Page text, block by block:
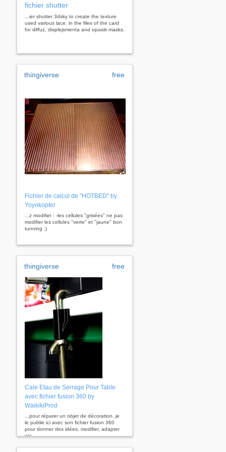
fichier shutter
...ier shutter 3dsky to create the texture
used various lace. in the files of the card
for diffuz, displejsmenta and opasiti masks.
thingiverse free
Fichier de calcul de "HOTBED" by
Yoyokopter
...z modifier : -les cellules "grisées" ne pas
modifier les cellules "verte" et "jaune" bon
tunning ;)
thingiverse free
Cale Etau de Serrage Pour Table
avec fichier fusion 360 by
WaikikiProd
...pour réparer un objet de décoration. je
le publie ici avec son fichier fusion 360
pour donner des idées, modifier, adapter
etc...